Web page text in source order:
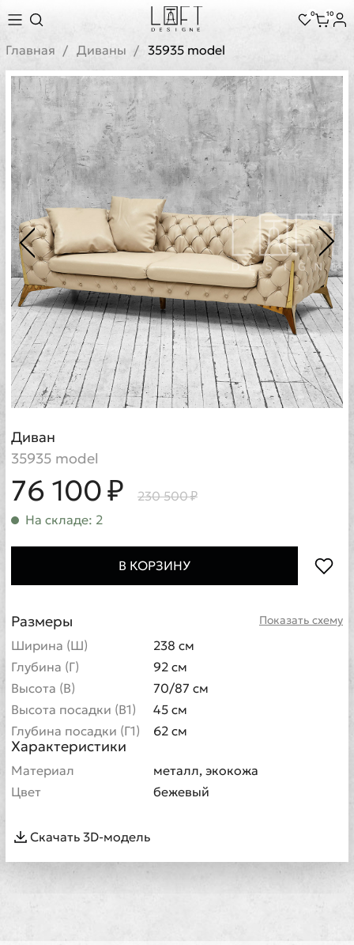
0 10
Главная Диваны 35935 model
Диван
35935 model
76 100 ₽
230 500 ₽
На складе: 2
В КОРЗИНУ
Показать схему
Размеры
Ширина (Ш)
238 см
Глубина (Г)
92 см
Высота (В)
70/87 см
Высота посадки (В1)
45 см
Глубина посадки (Г1)
62 см
Характеристики
Материал
металл, экокожа
Цвет
бежевый
Скачать 3D-модель